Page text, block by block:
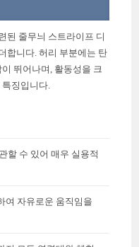
된 줄무늬 스트라이프 디
합니다. 허리 부분에는 탄
뛰어나며, 활동성을 크
징입니다.
할 수 있어 매우 실용적
여 자유로운 움직임을